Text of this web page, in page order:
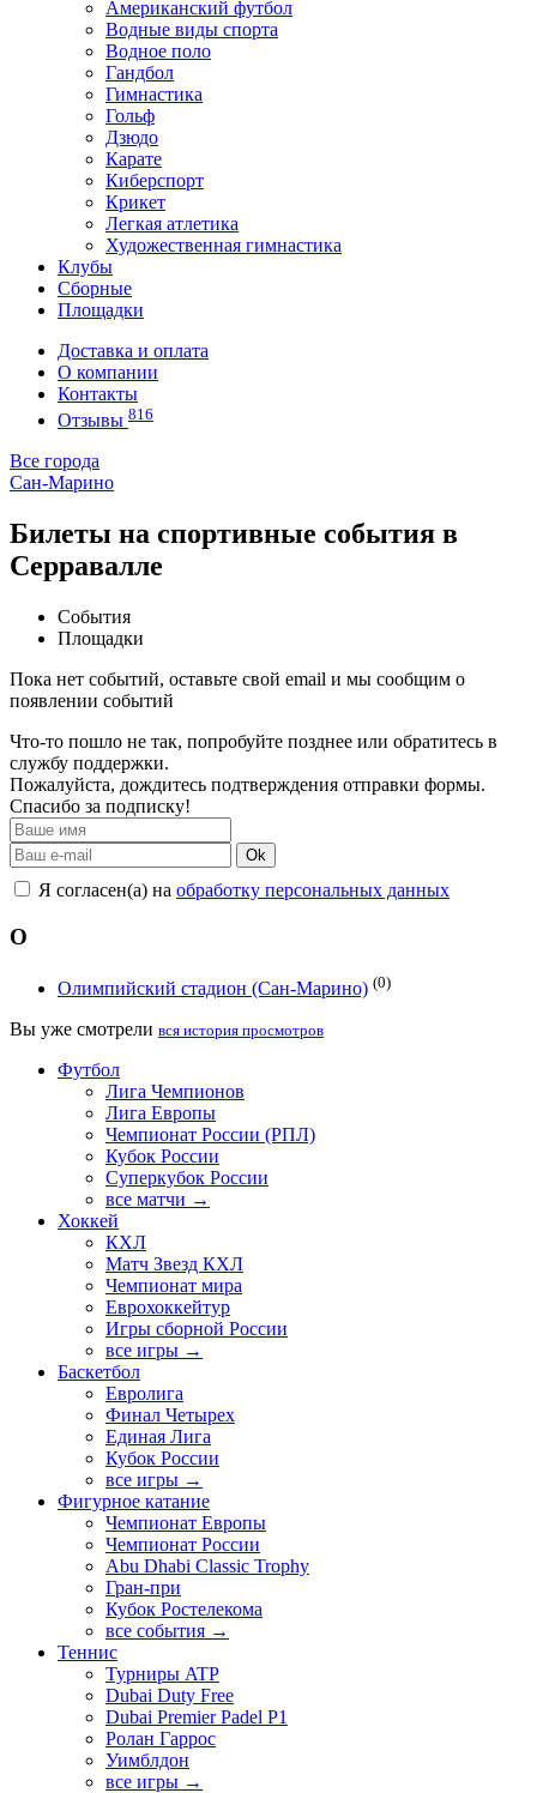
Американский футбол
Водные виды спорта
Водное поло
Гандбол
Гимнастика
Гольф
Дзюдо
Карате
Киберспорт
Крикет
Легкая атлетика
Художественная гимнастика
Клубы
Сборные
Площадки
Доставка и оплата
О компании
Контакты
Отзывы 816
Все города
Сан-Марино
Билеты на спортивные события в
Серравалле
События
Площадки
Пока нет событий, оставьте свой email и мы сообщим о
появлении событий
Что-то пошло не так, попробуйте позднее или обратитесь в
службу поддержки.
Пожалуйста, дождитесь подтверждения отправки формы.
Спасибо за подписку!
Ok
Я согласен(а) на обработку персональных данных
О
Олимпийский стадион (Сан-Марино) (0)
Вы уже смотрели вся история просмотров
Футбол
Лига Чемпионов
Лига Европы
Чемпионат России (РПЛ)
Кубок России
Суперкубок России
все матчи →
Хоккей
КХЛ
Матч Звезд КХЛ
Чемпионат мира
Еврохоккейтур
Игры сборной России
все игры →
Баскетбол
Евролига
Финал Четырех
Единая Лига
Кубок России
все игры →
Фигурное катание
Чемпионат Европы
Чемпионат России
Abu Dhabi Classic Trophy
Гран-при
Кубок Ростелекома
все события →
Теннис
Турниры ATP
Dubai Duty Free
Dubai Premier Padel P1
Ролан Гаррос
Уимблдон
все игры →